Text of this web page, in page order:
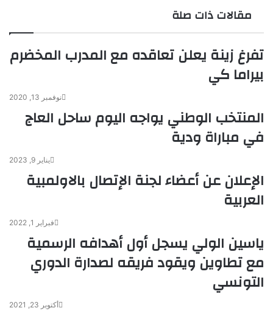
مقالات ذات صلة
تفرغ زينة يعلن تعاقده مع المدرب المخضرم
بيراما كي
نوفمبر 13, 2020
المنتخب الوطني يواجه اليوم ساحل العاج
في مباراة ودية
يناير 9, 2023
الإعلان عن أعضاء لجنة الإتصال بالاولمبية
العربية
فبراير 1, 2022
ياسين الولي يسجل أول أهدافه الرسمية
مع تطاوين ويقود فريقه لصدارة الدوري
التونسي
أكتوبر 23, 2021